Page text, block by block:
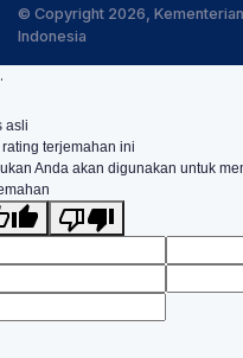
© Copyright 2026,
Indonesia
.
asli
terjemahan ini
Anda akan digunakan untuk